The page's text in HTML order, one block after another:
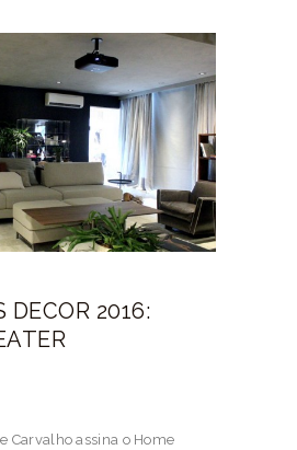
DECOR 2016:
Carvalho assina o Home